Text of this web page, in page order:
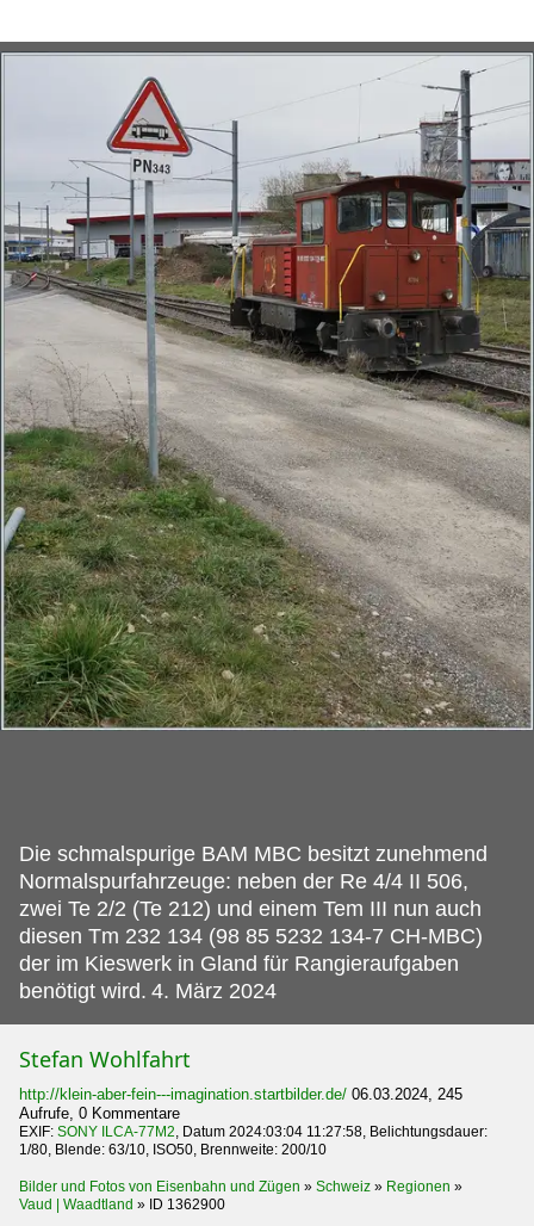
Die schmalspurige BAM MBC besitzt zunehmend
Normalspurfahrzeuge: neben der Re 4/4 II 506,
zwei Te 2/2 (Te 212) und einem Tem III nun auch
diesen Tm 232 134 (98 85 5232 134-7 CH-MBC)
der im Kieswerk in Gland für Rangieraufgaben
benötigt wird. 4. März 2024
Stefan Wohlfahrt
http://klein-aber-fein---imagination.startbilder.de/ 06.03.2024, 245
Aufrufe, 0 Kommentare
EXIF: SONY ILCA-77M2, Datum 2024:03:04 11:27:58, Belichtungsdauer:
1/80, Blende: 63/10, ISO50, Brennweite: 200/10
Bilder und Fotos von Eisenbahn und Zügen » Schweiz » Regionen »
Vaud | Waadtland » ID 1362900